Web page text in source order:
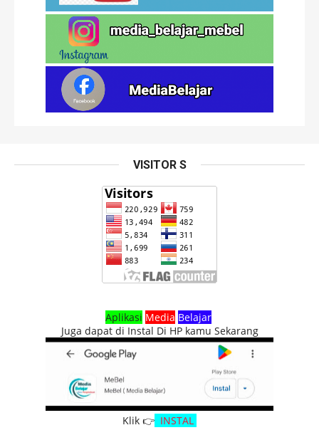
VISITOR S
Aplikasi Media Belajar
Juga dapat di Instal Di HP kamu Sekarang
Klik 👉 INSTAL